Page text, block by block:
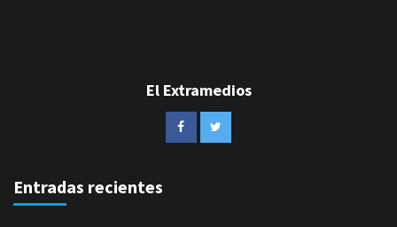
El Extramedios
Entradas recientes